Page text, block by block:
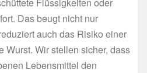
Das beugt nicht nur
auch das Risiko einer
Wurst. Wir stellen sicher, dass
Lebensmittel den